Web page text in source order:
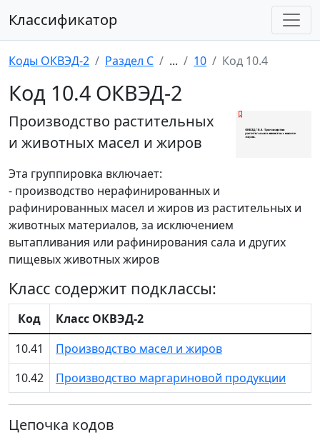
Классификатор
Коды ОКВЭД-2 Раздел C ... 10 Код 10.4
Код 10.4 ОКВЭД-2
Производство растительных
и животных масел и жиров
Эта группировка включает:
- производство нерафинированных и
рафинированных масел и жиров из растительных и
животных материалов, за исключением
вытапливания или рафинирования сала и других
пищевых животных жиров
Класс содержит подклассы:
Код
Класс ОКВЭД-2
10.41
Производство масел и жиров
10.42
Производство маргариновой продукции
Цепочка кодов